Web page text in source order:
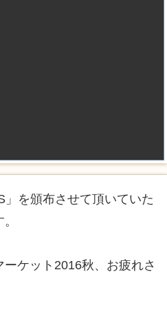
」を頒布させて頂いていた
ケット2016秋、お疲れさ